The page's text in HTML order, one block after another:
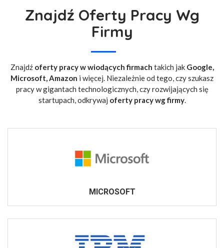
Znajdź Oferty Pracy Wg
Firmy
Znajdź oferty pracy w wiodących firmach takich jak Google,
Microsoft, Amazon i więcej. Niezależnie od tego, czy szukasz
pracy w gigantach technologicznych, czy rozwijających się
startupach, odkrywaj oferty pracy wg firmy.
MICROSOFT